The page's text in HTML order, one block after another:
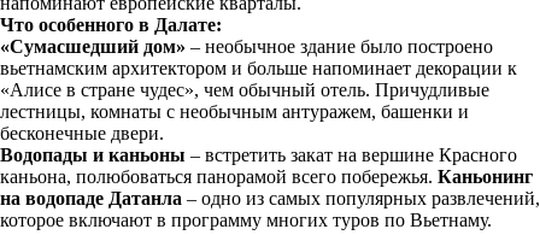
Что особенного в Далате:
«Сумасшедший дом» – необычное здание было построено
вьетнамским архитектором и больше напоминает декорации к
«Алисе в стране чудес», чем обычный отель. Причудливые
лестницы, комнаты с необычным антуражем, башенки и
бесконечные двери.
Водопады и каньоны – встретить закат на вершине Красного
каньона, полюбоваться панорамой всего побережья. Каньонинг
на водопаде Датанла – одно из самых популярных развлечений,
которое включают в программу многих туров по Вьетнаму.